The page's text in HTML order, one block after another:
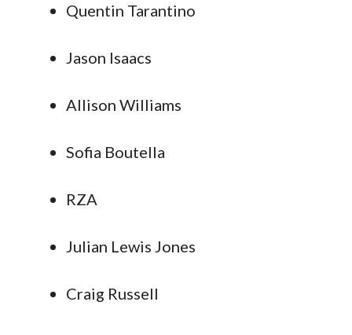
Quentin Tarantino
Jason Isaacs
Allison Williams
Sofia Boutella
RZA
Julian Lewis Jones
Craig Russell